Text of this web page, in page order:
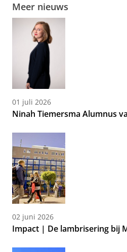
Meer nieuws
01 juli 2026
Ninah Tiemersma Alumnus
02 juni 2026
Impact | De lambrisering bij